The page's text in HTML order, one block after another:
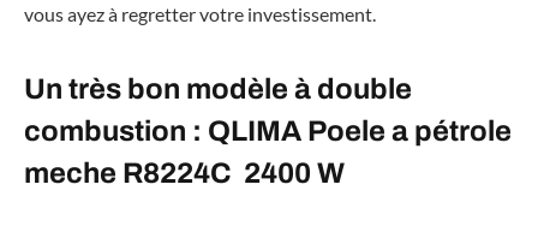
vous ayez à regretter votre investissement.
Un très bon modèle à double
combustion : QLIMA Poele a pétrole
meche R8224C 2400 W